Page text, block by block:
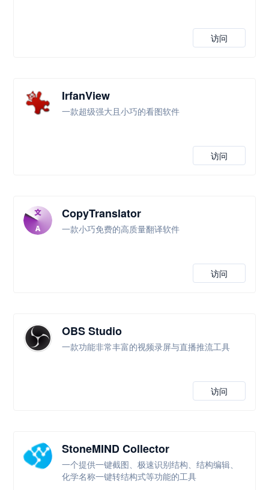
访问
IrfanView
一款超级强大且小巧的看图软件
访问
CopyTranslator
一款小巧免费的高质量翻译软件
访问
OBS Studio
一款功能非常丰富的视频录屏与直播推流工具
访问
StoneMIND Collector
一个提供一键截图、极速识别结构、结构编辑、
化学名称一键转结构式等功能的工具